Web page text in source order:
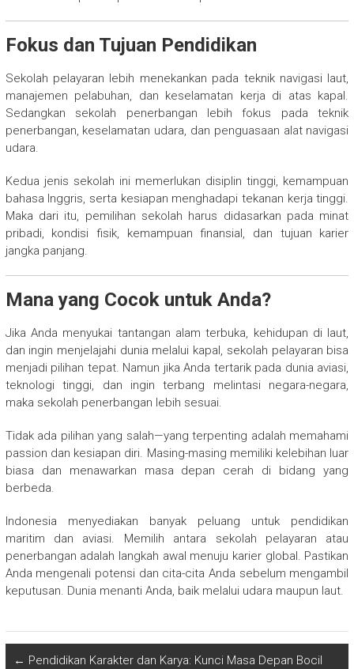
Fokus dan Tujuan Pendidikan
Sekolah pelayaran lebih menekankan pada teknik navigasi laut,
manajemen pelabuhan, dan keselamatan kerja di atas kapal.
Sedangkan sekolah penerbangan lebih fokus pada teknik
penerbangan, keselamatan udara, dan penguasaan alat navigasi
udara.
Kedua jenis sekolah ini memerlukan disiplin tinggi, kemampuan
bahasa Inggris, serta kesiapan menghadapi tekanan kerja tinggi.
Maka dari itu, pemilihan sekolah harus didasarkan pada minat
pribadi, kondisi fisik, kemampuan finansial, dan tujuan karier
jangka panjang.
Mana yang Cocok untuk Anda?
Jika Anda menyukai tantangan alam terbuka, kehidupan di laut,
dan ingin menjelajahi dunia melalui kapal, sekolah pelayaran bisa
menjadi pilihan tepat. Namun jika Anda tertarik pada dunia aviasi,
teknologi tinggi, dan ingin terbang melintasi negara-negara,
maka sekolah penerbangan lebih sesuai.
Tidak ada pilihan yang salah—yang terpenting adalah memahami
passion dan kesiapan diri. Masing-masing memiliki kelebihan luar
biasa dan menawarkan masa depan cerah di bidang yang
berbeda.
Indonesia menyediakan banyak peluang untuk pendidikan
maritim dan aviasi. Memilih antara sekolah pelayaran atau
penerbangan adalah langkah awal menuju karier global. Pastikan
Anda mengenali potensi dan cita-cita Anda sebelum mengambil
keputusan. Dunia menanti Anda, baik melalui udara maupun laut.
← Pendidikan Karakter dan Karya: Kunci Masa Depan Bocil